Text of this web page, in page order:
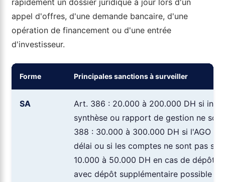
appel d'offres, d'une demande bancaire, d'une
opération de financement ou d'une entrée
d'investisseur.
Forme Principales sanctions à surveiller
SA
Art. 386 : 20.000 à 200.000 DH si
synthèse ou rapport de gestion ne
388 : 30.000 à 300.000 DH si l'AGO
délai ou si les comptes ne sont pas
10.000 à 50.000 DH en cas de dépôt/
avec dépôt supplémentaire possible